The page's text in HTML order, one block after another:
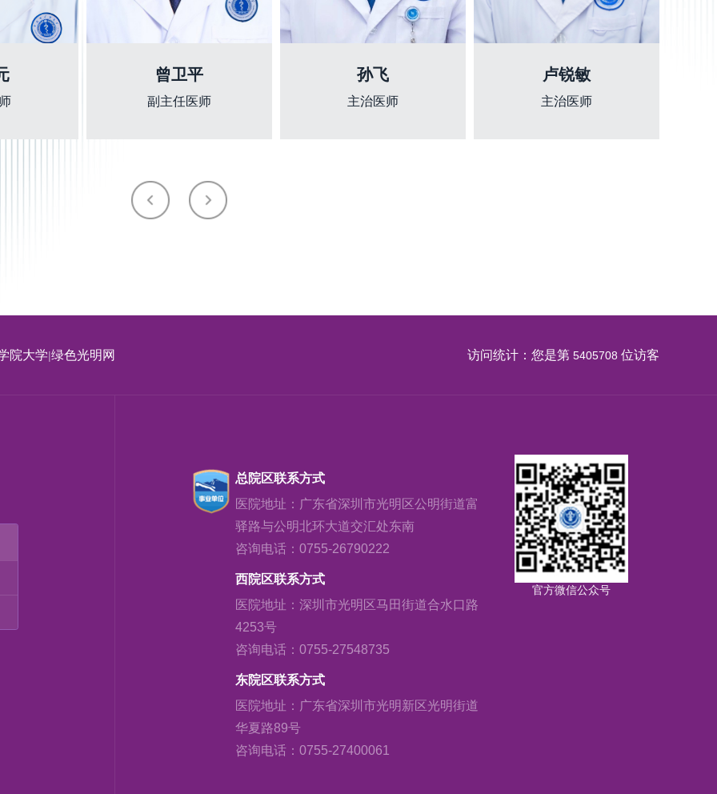
曾卫平
副主任医师
孙飞
主治医师
卢锐敏
主治医师
院大学|绿色光明网 访问统计：您是第 5405708 位访客
总院区联系方式
医院地址：广东省深圳市光明区公明街道富
驿路与公明北环大道交汇处东南
咨询电话：0755-26790222
西院区联系方式
医院地址：深圳市光明区马田街道合水口路
4253号
咨询电话：0755-27548735
东院区联系方式
医院地址：广东省深圳市光明新区光明街道
华夏路89号
咨询电话：0755-27400061
官方微信公众号